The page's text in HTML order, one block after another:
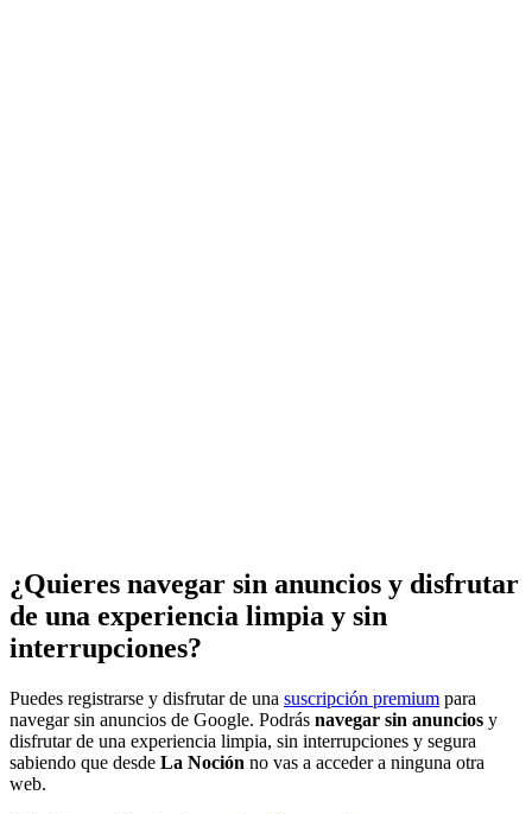
¿Quieres navegar sin anuncios y disfrutar
de una experiencia limpia y sin
interrupciones?
Puedes registrarse y disfrutar de una suscripción premium para
navegar sin anuncios de Google. Podrás navegar sin anuncios y
disfrutar de una experiencia limpia, sin interrupciones y segura
sabiendo que desde La Noción no vas a acceder a ninguna otra
web.